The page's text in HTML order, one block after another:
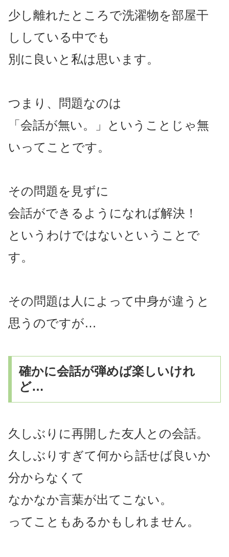
少し離れたところで洗濯物を部屋干
ししている中でも
別に良いと私は思います。
つまり、問題なのは
「会話が無い。」ということじゃ無
いってことです。
その問題を見ずに
会話ができるようになれば解決！
というわけではないということで
す。
その問題は人によって中身が違うと
思うのですが…
確かに会話が弾めば楽しいけれ
ど…
久しぶりに再開した友人との会話。
久しぶりすぎて何から話せば良いか
分からなくて
なかなか言葉が出てこない。
ってこともあるかもしれません。